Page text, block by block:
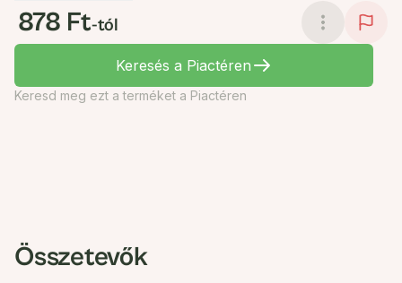
878 Ft-tól
Keresés a Piactéren
Keresd meg ezt a terméket a Piactéren
Összetevők